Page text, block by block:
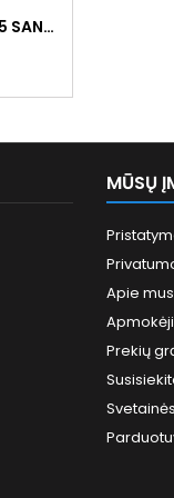
ŽIEDAS M16*1,5 SANDARINIMO
MŪSŲ
Apie mus
Prekių